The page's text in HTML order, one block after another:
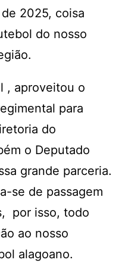
2025, coisa
do nosso
, aproveitou o
para
do
o Deputado
grande parceria.
se de passagem
por isso, todo
ao nosso
alagoano.